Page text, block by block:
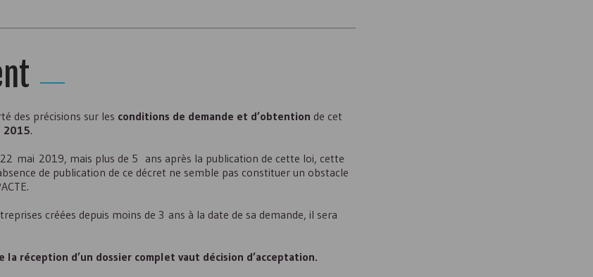
des précisions sur les conditions de demande et d’obtention de cet
.
mai 2019, mais plus de 5 ans après la publication de cette loi, cette
de publication de ce décret ne semble pas constituer un obstacle
créées depuis moins de 3 ans à la date de sa demande, il sera
réception d’un dossier complet vaut décision d’acceptation.